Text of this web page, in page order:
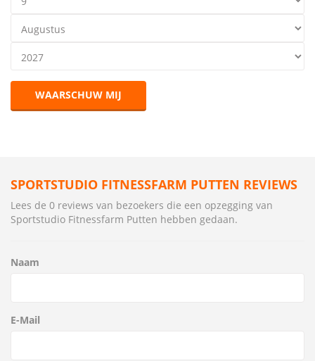
WAARSCHUW MIJ
SPORTSTUDIO FITNESSFARM PUTTEN REVIEWS
Lees de 0 reviews van bezoekers die een opzegging van
Sportstudio Fitnessfarm Putten hebben gedaan.
Naam
E-Mail